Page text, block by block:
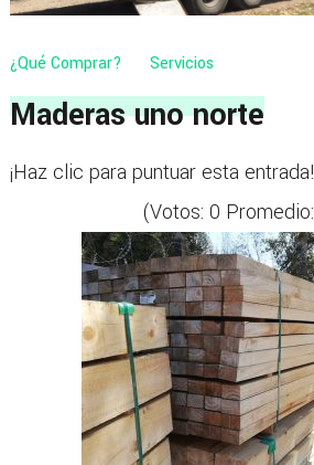
¿Qué Comprar? Servicios
Maderas uno norte
¡Haz clic para puntuar esta entrada!
(Votos: 0 Promedio: